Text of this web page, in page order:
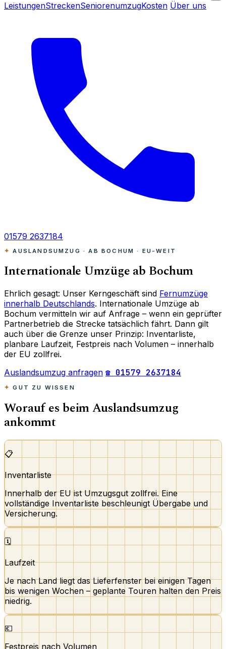
LeistungenStreckenSeniorenumzugKosten Über uns
01579 2637184
AUSLANDSUMZUG · AB BOCHUM · EU-WEIT
Internationale Umzüge ab Bochum
Ehrlich gesagt: Unser Kerngeschäft sind Fernumzüge
innerhalb Deutschlands. Internationale Umzüge ab
Bochum vermitteln wir auf Anfrage – wenn ein geprüfter
Partnerbetrieb die Strecke tatsächlich fährt. Dann gilt
auch über die Grenze unser Prinzip: Inventarliste,
planbare Laufzeit, Festpreis nach Volumen – innerhalb
der EU zollfrei.
Auslandsumzug anfragen ☎ 01579 2637184
GUT ZU WISSEN
Worauf es beim Auslandsumzug
ankommt
📋
Inventarliste
Innerhalb der EU ist Umzugsgut zollfrei. Eine
vollständige Inventarliste beschleunigt Übergabe und
Versicherung.
🗓️
Laufzeit
Je nach Land liegt das Lieferfenster bei einigen Tagen
bis wenigen Wochen – geplante Touren halten den Preis
niedrig.
💶
Festpreis nach Volumen